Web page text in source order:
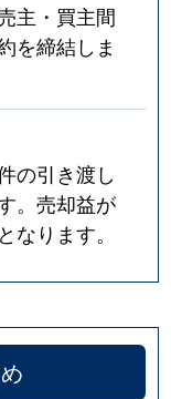
主・買主間
を締結しま
の引き渡し
。売却益が
ります。